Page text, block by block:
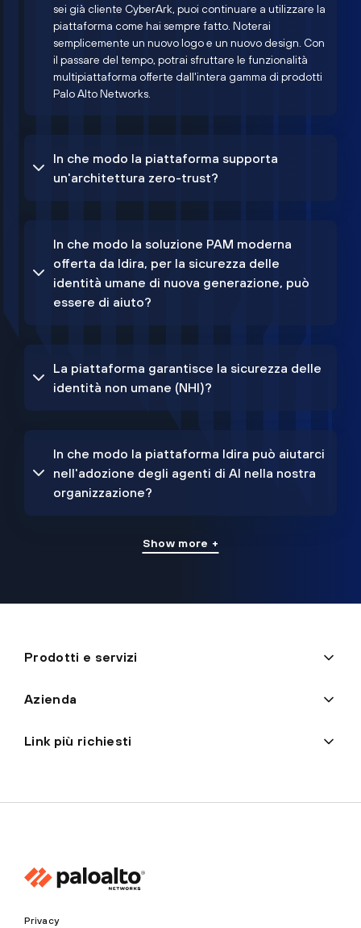
sei già cliente CyberArk, puoi continuare a utilizzare la
piattaforma come hai sempre fatto. Noterai
semplicemente un nuovo logo e un nuovo design. Con
il passare del tempo, potrai sfruttare le funzionalità
multipiattaforma offerte dall'intera gamma di prodotti
Palo Alto Networks.
In che modo la piattaforma supporta
un'architettura zero-trust?
In che modo la soluzione PAM moderna
offerta da Idira, per la sicurezza delle
identità umane di nuova generazione, può
essere di aiuto?
La piattaforma garantisce la sicurezza delle
identità non umane (NHI)?
In che modo la piattaforma Idira può aiutarci
nell'adozione degli agenti di AI nella nostra
organizzazione?
Show more +
Prodotti e servizi
Azienda
Link più richiesti
Privacy